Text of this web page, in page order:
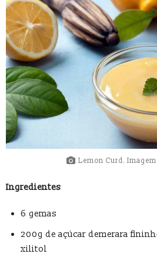
Lemon Curd.
Ingredientes
6 gemas
200g de açúcar demerara
xilitol